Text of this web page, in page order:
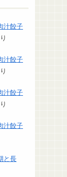
汁餃子
汁餃子
汁餃子
汁餃子
と長